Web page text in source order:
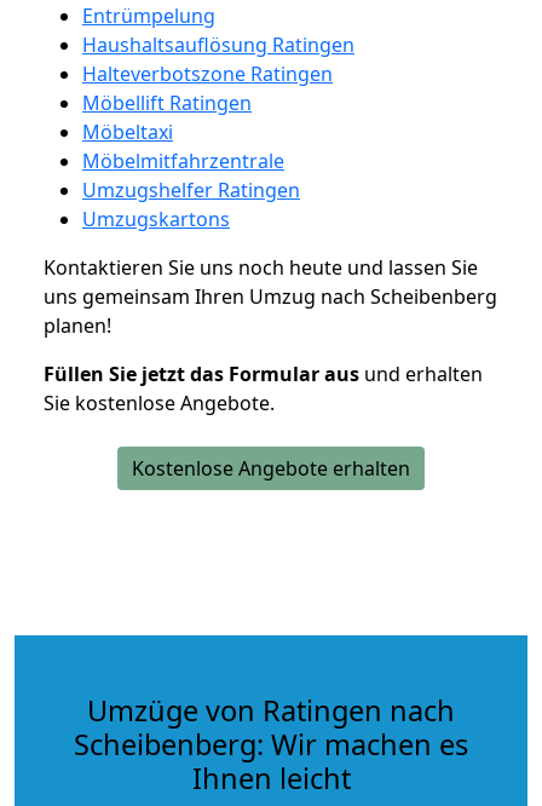
Entrümpelung
Haushaltsauflösung Ratingen
Halteverbotszone Ratingen
Möbellift Ratingen
Möbeltaxi
Möbelmitfahrzentrale
Umzugshelfer Ratingen
Umzugskartons
Kontaktieren Sie uns noch heute und lassen Sie
uns gemeinsam Ihren Umzug nach Scheibenberg
planen!
Füllen Sie jetzt das Formular aus und erhalten
Sie kostenlose Angebote.
Kostenlose Angebote erhalten
Umzüge von Ratingen nach
Scheibenberg: Wir machen es
Ihnen leicht